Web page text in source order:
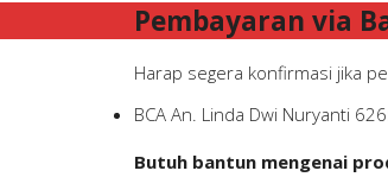
Pembayaran via
Harap segera konfirmasi jika
BCA An. Linda Dwi Nuryanti
Butuh bantun mengenai